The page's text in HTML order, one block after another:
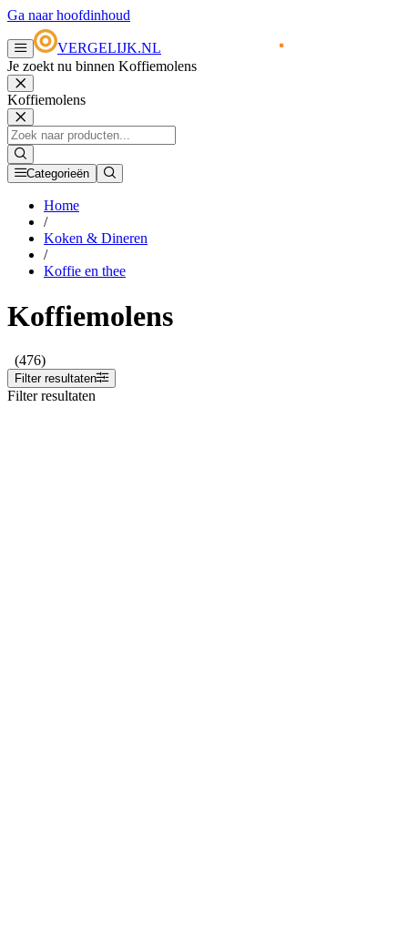
Ga naar hoofdinhoud
VERGELIJK.NL
Je zoekt nu binnen Koffiemolens
Koffiemolens
Categorieën
Home
/
Koken & Dineren
/
Koffie en thee
Koffiemolens
(476)
Filter resultaten
Filter resultaten